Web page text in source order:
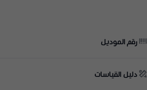
رقم الموديل
دليل القياسات